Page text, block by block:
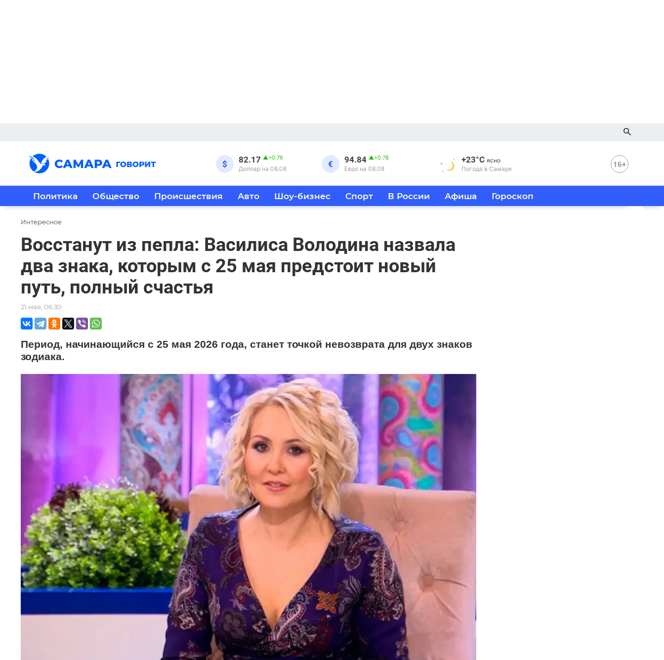
$ 82.17 ▲+0.76
Доллар на 08.08 € 94.84 ▲+0.78
Евро на 08.08
+23°C ясно
Погода в Самаре
16+
Политика Общество Происшествия Авто Шоу-бизнес Спорт В России Афиша Гороскоп
Интересное
Восстанут из пепла: Василиса Володина назвала
два знака, которым с 25 мая предстоит новый
путь, полный счастья
21 мая, 06:30
Период, начинающийся с 25 мая 2026 года, станет точкой невозврата для двух знаков
зодиака.